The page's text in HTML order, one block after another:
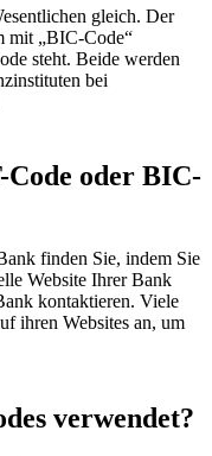
gleich. Der
mit „BIC-Code“
steht. Beide werden
bei
oder BIC-
finden Sie, indem Sie
Website Ihrer Bank
kontaktieren. Viele
ihren Websites an, um
verwendet?